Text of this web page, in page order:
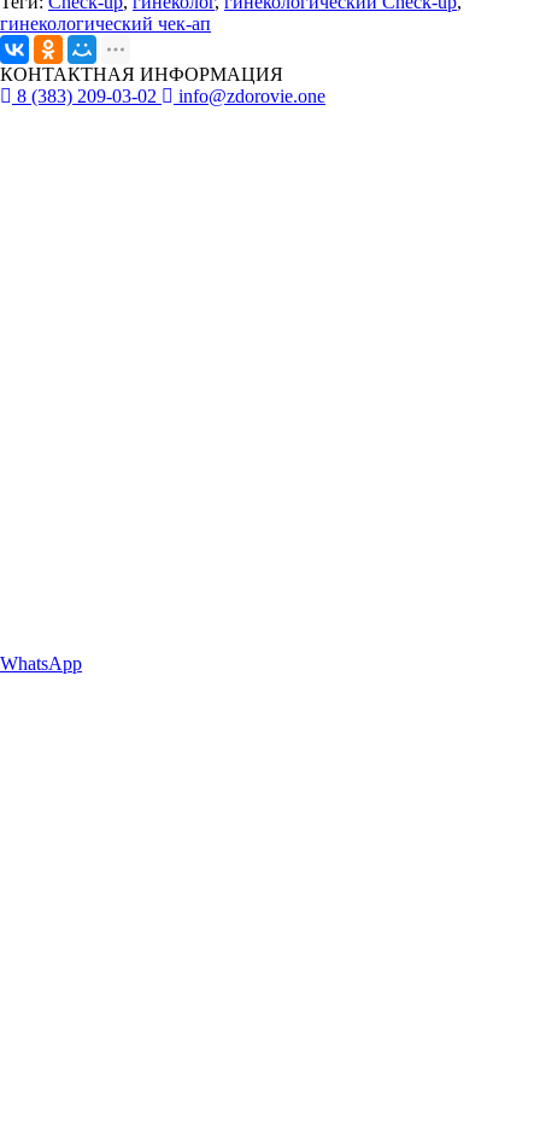
гинекологический чек-ап
КОНТАКТНАЯ ИНФОРМАЦИЯ
8 (383) 209-03-02
info@zdorovie.one
WhatsApp